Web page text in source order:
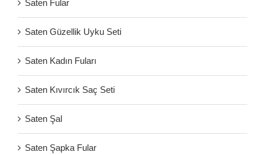
Saten Fular
Saten Güzellik Uyku Seti
Saten Kadın Fuları
Saten Kıvırcık Saç Seti
Saten Şal
Saten Şapka Fular